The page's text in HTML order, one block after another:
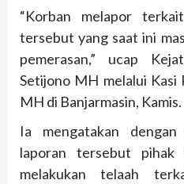
“Korban melapor
tersebut yang saat ini
pemerasan,” ucap
Setijono MH melalui Kasi
MH di Banjarmasin, Kamis.
Ia mengatakan
laporan tersebut pihak
melakukan telaah